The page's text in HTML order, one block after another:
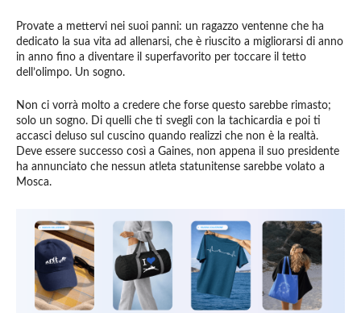
Provate a mettervi nei suoi panni: un ragazzo ventenne che ha
dedicato la sua vita ad allenarsi, che è riuscito a migliorarsi di anno
in anno fino a diventare il superfavorito per toccare il tetto
dell’olimpo. Un sogno.
Non ci vorrà molto a credere che forse questo sarebbe rimasto;
solo un sogno. Di quelli che ti svegli con la tachicardia e poi ti
accasci deluso sul cuscino quando realizzi che non è la realtà.
Deve essere successo così a Gaines, non appena il suo presidente
ha annunciato che nessun atleta statunitense sarebbe volato a
Mosca.